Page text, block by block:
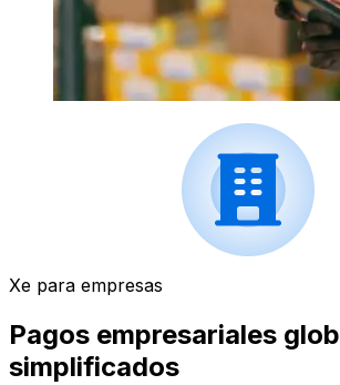
Xe para empresas
Pagos empresariales
simplificados